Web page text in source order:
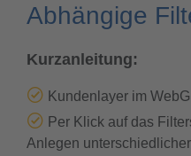
Abhängige
Kurzanleitung:
Kundenlayer im
Per Klick auf das
Anlegen